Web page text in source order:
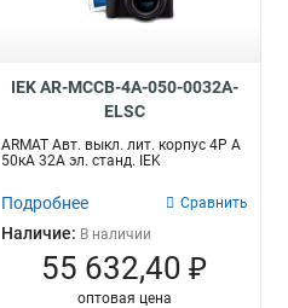
IEK AR-MCCB-4A-050-0032A-
ELSC
ARMAT Авт. выкл. лит. корпус 4P A
50кА 32А эл. станд. IEK
Подробнее Сравнить
Наличие: В наличии
55 632,40 ₽
оптовая цена